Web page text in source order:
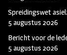
Spreidingswet
5 augustus 2026
Bericht voor de
5 augustus 2026